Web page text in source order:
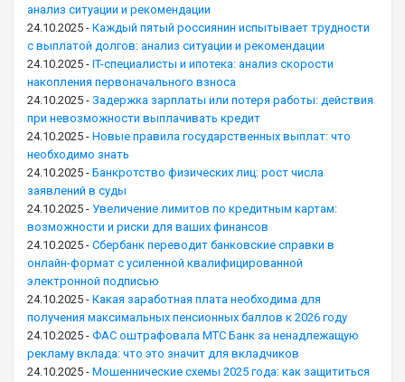
анализ ситуации и рекомендации
24.10.2025 - Каждый пятый россиянин испытывает трудности
с выплатой долгов: анализ ситуации и рекомендации
24.10.2025 - IT-специалисты и ипотека: анализ скорости
накопления первоначального взноса
24.10.2025 - Задержка зарплаты или потеря работы: действия
при невозможности выплачивать кредит
24.10.2025 - Новые правила государственных выплат: что
необходимо знать
24.10.2025 - Банкротство физических лиц: рост числа
заявлений в суды
24.10.2025 - Увеличение лимитов по кредитным картам:
возможности и риски для ваших финансов
24.10.2025 - Сбербанк переводит банковские справки в
онлайн-формат с усиленной квалифицированной
электронной подписью
24.10.2025 - Какая заработная плата необходима для
получения максимальных пенсионных баллов к 2026 году
24.10.2025 - ФАС оштрафовала МТС Банк за ненадлежащую
рекламу вклада: что это значит для вкладчиков
24.10.2025 - Мошеннические схемы 2025 года: как защититься